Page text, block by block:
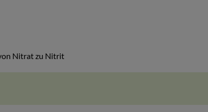
Nitrat zu Nitrit